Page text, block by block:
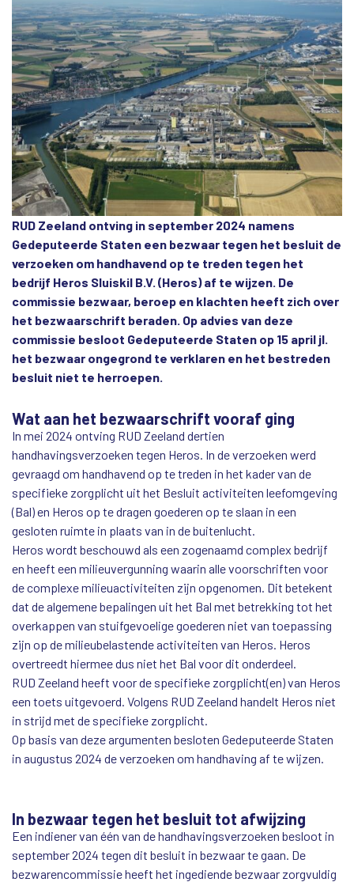
RUD Zeeland ontving in september 2024 namens
Gedeputeerde Staten een bezwaar tegen het besluit de
verzoeken om handhavend op te treden tegen het
bedrijf Heros Sluiskil B.V. (Heros) af te wijzen. De
commissie bezwaar, beroep en klachten heeft zich over
het bezwaarschrift beraden. Op advies van deze
commissie besloot Gedeputeerde Staten op 15 april jl.
het bezwaar ongegrond te verklaren en het bestreden
besluit niet te herroepen.
Wat aan het bezwaarschrift vooraf ging
In mei 2024 ontving RUD Zeeland dertien
handhavingsverzoeken tegen Heros. In de verzoeken werd
gevraagd om handhavend op te treden in het kader van de
specifieke zorgplicht uit het Besluit activiteiten leefomgeving
(Bal) en Heros op te dragen goederen op te slaan in een
gesloten ruimte in plaats van in de buitenlucht.
Heros wordt beschouwd als een zogenaamd complex bedrijf
en heeft een milieuvergunning waarin alle voorschriften voor
de complexe milieuactiviteiten zijn opgenomen. Dit betekent
dat de algemene bepalingen uit het Bal met betrekking tot het
overkappen van stuifgevoelige goederen niet van toepassing
zijn op de milieubelastende activiteiten van Heros. Heros
overtreedt hiermee dus niet het Bal voor dit onderdeel.
RUD Zeeland heeft voor de specifieke zorgplicht(en) van Heros
een toets uitgevoerd. Volgens RUD Zeeland handelt Heros niet
in strijd met de specifieke zorgplicht.
Op basis van deze argumenten besloten Gedeputeerde Staten
in augustus 2024 de verzoeken om handhaving af te wijzen.
In bezwaar tegen het besluit tot afwijzing
Een indiener van één van de handhavingsverzoeken besloot in
september 2024 tegen dit besluit in bezwaar te gaan. De
bezwarencommissie heeft het ingediende bezwaar zorgvuldig